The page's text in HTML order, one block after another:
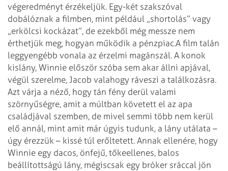
végeredményt érzékeljük. Egy-két szakszóval
dobálóznak a filmben, mint például „shortolás” vagy
„erkölcsi kockázat”, de ezekből még messze nem
érthetjük meg, hogyan működik a pénzpiac.A film talán
leggyengébb vonala az érzelmi magánszál. A konok
kislány, Winnie először szóba sem akar állni apjával,
végül szerelme, Jacob valahogy ráveszi a találkozásra.
Azt várja a néző, hogy tán fény derül valami
szörnyűségre, amit a múltban követett el az apa
családjával szemben, de mivel semmi több nem kerül
elő annál, mint amit már úgyis tudunk, a lány utálata –
úgy érezzük – kissé túl erőltetett. Annak ellenére, hogy
Winnie egy dacos, önfejű, tőkeellenes, balos
beállítottságú lány, mégiscsak egy bróker sráccal jön